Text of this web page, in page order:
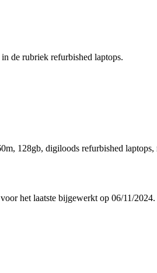
de rubriek refurbished laptops.
128gb, digiloods refurbished laptops,
het laatste bijgewerkt op 06/11/